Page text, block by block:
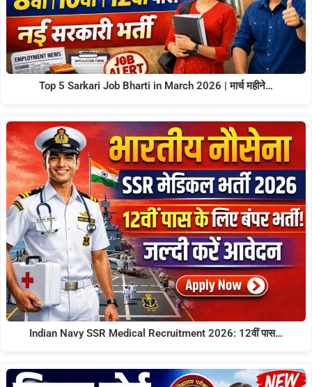
Top 5 Sarkari Job Bharti in March 2026 | मार्च महीने…
Indian Navy SSR Medical Recruitment 2026: 12वीं पास…